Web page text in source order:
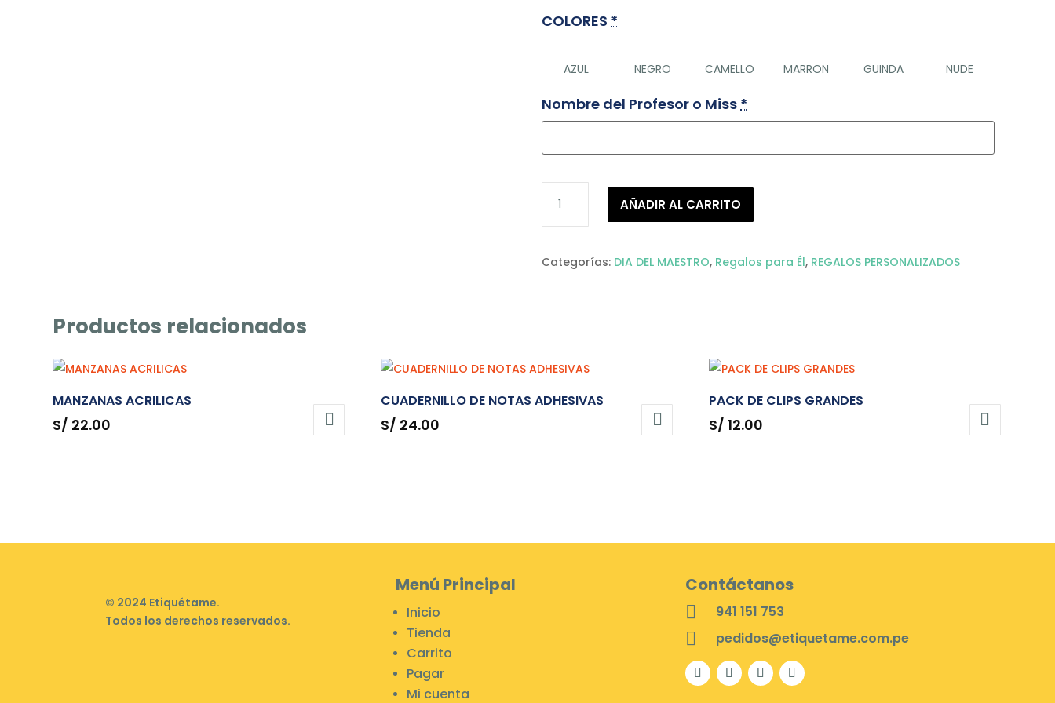
COLORES *
AZUL NEGRO CAMELLO MARRON GUINDA NUDE
Nombre del Profesor o Miss*
HOMBRE
cantidad
AÑADIR AL CARRITO
Categorías: DIA DEL MAESTRO, Regalos para Él, REGALOS PERSONALIZADOS
Productos relacionados
MANZANAS ACRILICAS
S/ 22.00
CUADERNILLO DE NOTAS ADHESIVAS
S/ 24.00
PACK DE CLIPS GRANDES
S/ 12.00
© 2024 Etiquétame.
Todos los derechos reservados.
Menú Principal
Inicio
Tienda
Carrito
Pagar
Mi cuenta
Contáctanos
 941 151 753
 pedidos@etiquetame.com.pe